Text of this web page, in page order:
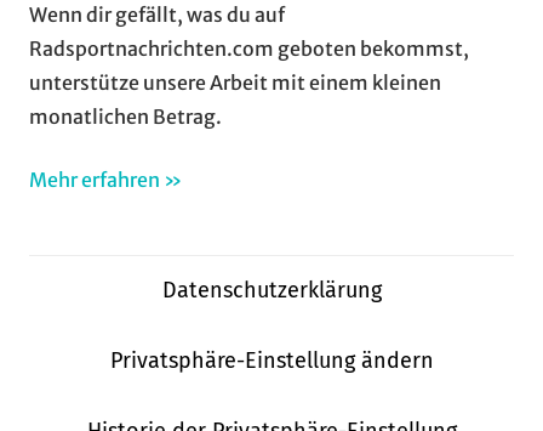
Wenn dir gefällt, was du auf
Radsportnachrichten.com geboten bekommst,
unterstütze unsere Arbeit mit einem kleinen
monatlichen Betrag.
Mehr erfahren »
Datenschutzerklärung
Privatsphäre-Einstellung ändern